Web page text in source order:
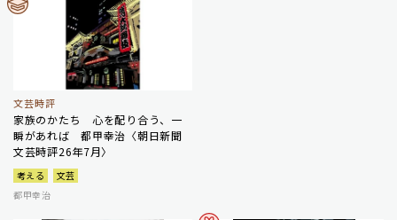
文芸時評
家族のかたち 心を配り合う、一
瞬があれば 都甲幸治〈朝日新聞
文芸時評26年7月〉
考える
文芸
都甲幸治